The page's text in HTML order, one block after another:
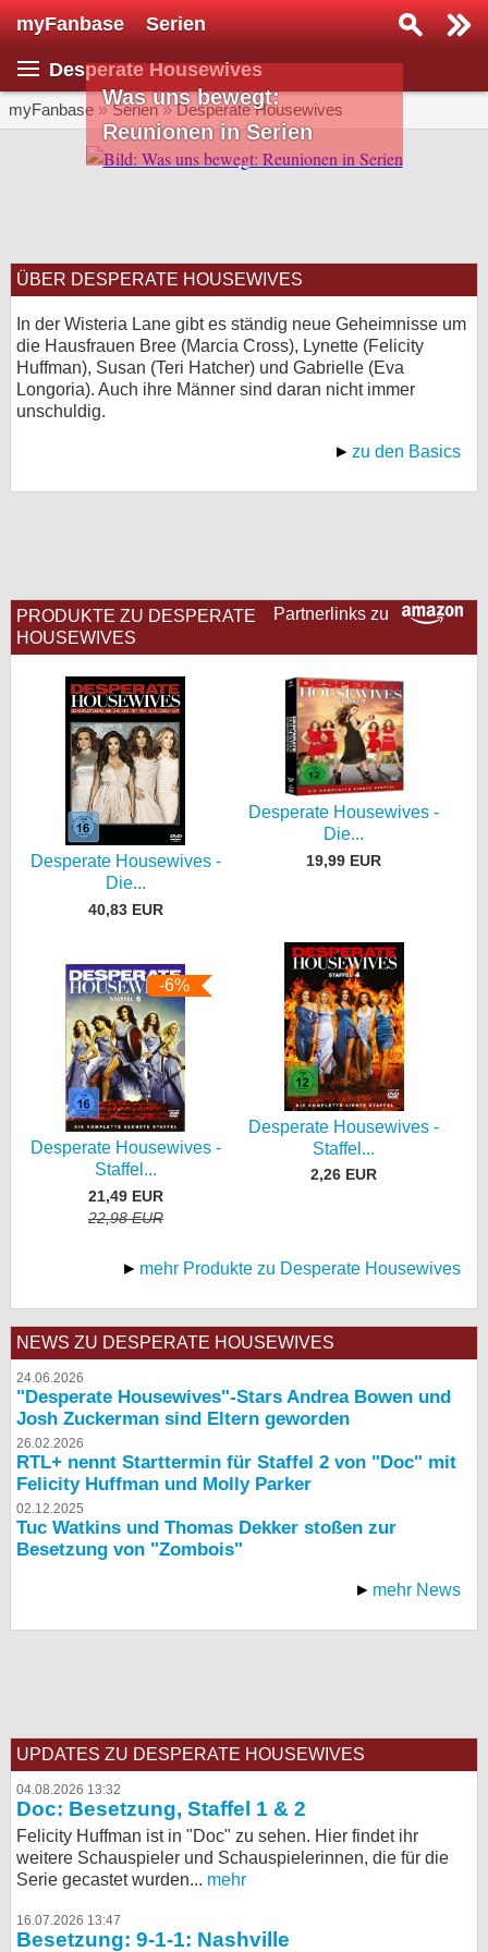
myFanbase Serien
Desperate Housewives
myFanbase »Serien»Desperate Housewives
Was uns bewegt:
Reunionen in Serien
ÜBER DESPERATE HOUSEWIVES
In der Wisteria Lane gibt es ständig neue Geheimnisse um
die Hausfrauen Bree (Marcia Cross), Lynette (Felicity
Huffman), Susan (Teri Hatcher) und Gabrielle (Eva
Longoria). Auch ihre Männer sind daran nicht immer
unschuldig.
zu den Basics
Partnerlinks zu
PRODUKTE ZU DESPERATE
HOUSEWIVES
Desperate Housewives -
Die...
40,83 EUR
Desperate Housewives -
Die...
19,99 EUR
-6%
Desperate Housewives -
Staffel...
21,49 EUR
22,98 EUR
Desperate Housewives -
Staffel...
2,26 EUR
mehr Produkte zu Desperate Housewives
NEWS ZU DESPERATE HOUSEWIVES
24.06.2026
"Desperate Housewives"-Stars Andrea Bowen und
Josh Zuckerman sind Eltern geworden
26.02.2026
RTL+ nennt Starttermin für Staffel 2 von "Doc" mit
Felicity Huffman und Molly Parker
02.12.2025
Tuc Watkins und Thomas Dekker stoßen zur
Besetzung von "Zombois"
mehr News
UPDATES ZU DESPERATE HOUSEWIVES
04.08.2026 13:32
Doc: Besetzung, Staffel 1 & 2
Felicity Huffman ist in "Doc" zu sehen. Hier findet ihr
weitere Schauspieler und Schauspielerinnen, die für die
Serie gecastet wurden... mehr
16.07.2026 13:47
Besetzung: 9-1-1: Nashville
Serie suchen...
Home
SERIEN
Serien
Veranstaltungen
KULTUR
Specials
SERVICE
Nutzungsbedingungen
Datenschutz
Cookie-Einstellungen
Impressum
Desktop-Ansicht